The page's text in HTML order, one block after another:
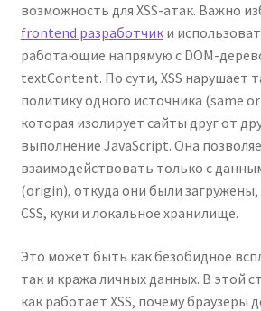
возможность для XSS-атак. Важно
frontend разработчики
работающие напрямую с DOM-
textContent. По сути, XSS нарушает
политику одного источника (same
которая изолирует сайты друг от
выполнение JavaScript. Она
взаимодействовать только с
(origin), откуда они были загружены,
CSS, куки и локальное хранилище.
Это может быть как безобидное
так и кража личных данных. В этой
как работает XSS, почему браузеры